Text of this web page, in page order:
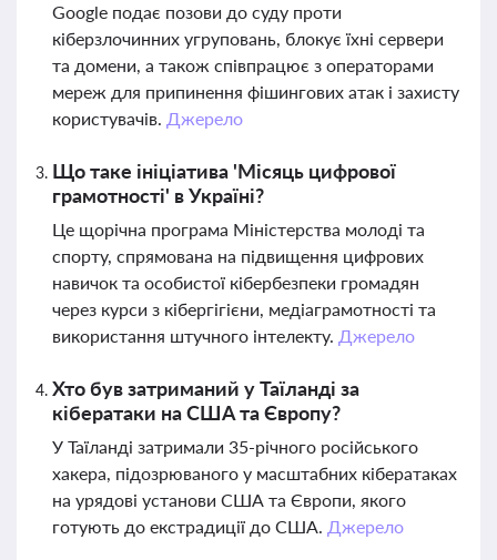
Google подає позови до суду проти
кіберзлочинних угруповань, блокує їхні сервери
та домени, а також співпрацює з операторами
мереж для припинення фішингових атак і захисту
користувачів. Джерело
Що таке ініціатива 'Місяць цифрової
грамотності' в Україні?
Це щорічна програма Міністерства молоді та
спорту, спрямована на підвищення цифрових
навичок та особистої кібербезпеки громадян
через курси з кібергігієни, медіаграмотності та
використання штучного інтелекту. Джерело
Хто був затриманий у Таїланді за
кібератаки на США та Європу?
У Таїланді затримали 35-річного російського
хакера, підозрюваного у масштабних кібератаках
на урядові установи США та Європи, якого
готують до екстрадиції до США. Джерело